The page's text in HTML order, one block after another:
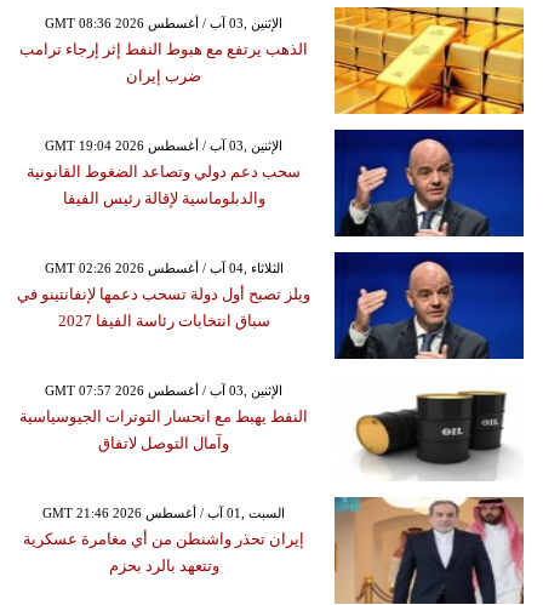
GMT 08:36 2026 الإثنين ,03 آب / أغسطس
الذهب يرتفع مع هبوط النفط إثر إرجاء ترامب
ضرب إيران
GMT 19:04 2026 الإثنين ,03 آب / أغسطس
سحب دعم دولي وتصاعد الضغوط القانونية
والدبلوماسية لإقالة رئيس الفيفا
GMT 02:26 2026 الثلاثاء ,04 آب / أغسطس
ويلز تصبح أول دولة تسحب دعمها لإنفانتينو في
سباق انتخابات رئاسة الفيفا 2027
GMT 07:57 2026 الإثنين ,03 آب / أغسطس
النفط يهبط مع انحسار التوترات الجيوسياسية
وآمال التوصل لاتفاق
GMT 21:46 2026 السبت ,01 آب / أغسطس
إيران تحذر واشنطن من أي مغامرة عسكرية
وتتعهد بالرد بحزم